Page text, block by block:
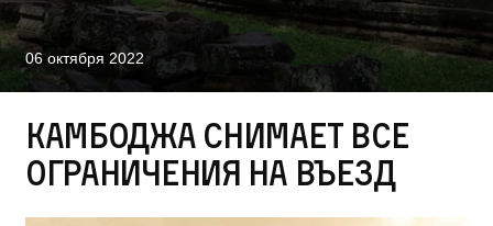
06 октября 2022
Камбоджа снимает все
ограничения на въезд